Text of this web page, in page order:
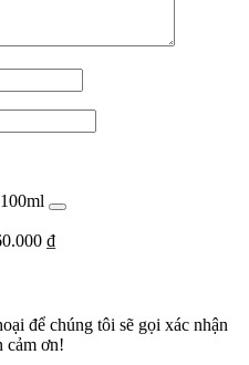
₫
để chúng tôi sẽ gọi xác nhận
cảm ơn!